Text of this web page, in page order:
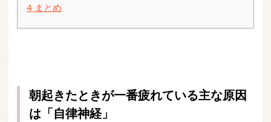
4 まとめ
朝起きたときが一番疲れている主な原因
は「自律神経」